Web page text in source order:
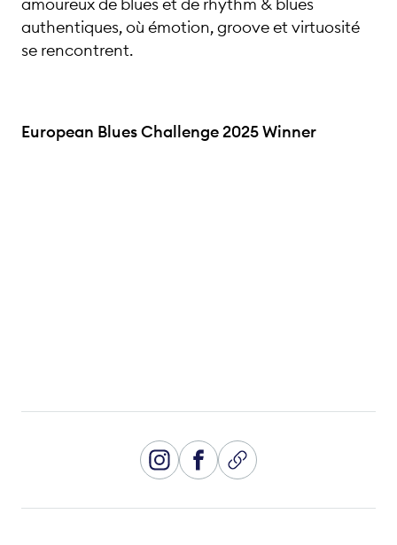
amoureux de blues et de rhythm & blues
authentiques, où émotion, groove et virtuosité
se rencontrent.
European Blues Challenge 2025 Winner